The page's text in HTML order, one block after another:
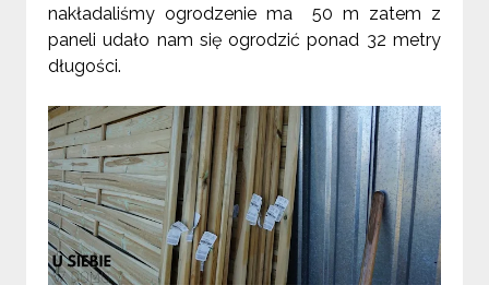
nakładaliśmy ogrodzenie ma 50 m zatem z
paneli udało nam się ogrodzić ponad 32 metry
długości.